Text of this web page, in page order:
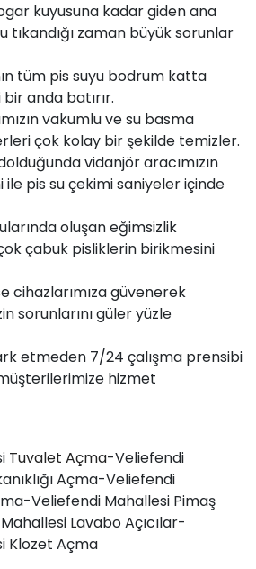
kuyusuna kadar giden ana
tıkandığı zaman büyük sorunlar
tüm pis suyu bodrum katta
anda batırır.
vakumlu ve su basma
çok kolay bir şekilde temizler.
vidanjör aracımızın
pis su çekimi saniyeler içinde
oluşan eğimsizlik
çabuk pisliklerin birikmesini
cihazlarımıza güvenerek
sorunlarını güler yüzle
etmeden 7/24 çalışma prensibi
hizmet
Tuvalet Açma-Veliefendi
Açma-Veliefendi
Veliefendi Mahallesi Pimaş
Lavabo Açıcılar-
Klozet Açma